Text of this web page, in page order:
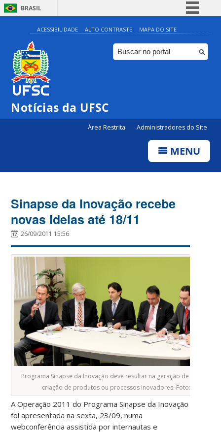
BRASIL
Simplifique!
Comunica BR
Participe
ACESSIBILIDADE ALTO CONTRASTE MAPA DO SITE
Notícias da UFSC
Área Restrita Administradores do Site
MENU
Sinapse da Inovação recebe
novas ideias até 18/11
26/09/2011 15:56
Programa Sinapse da Inovação deve resultar na geração de 100
criação de produtos ou processos inovadores. Foto:
A Operação 2011 do Programa Sinapse da Inovação
foi apresentada na sexta, 23/09, numa
webconferência assistida por internautas e